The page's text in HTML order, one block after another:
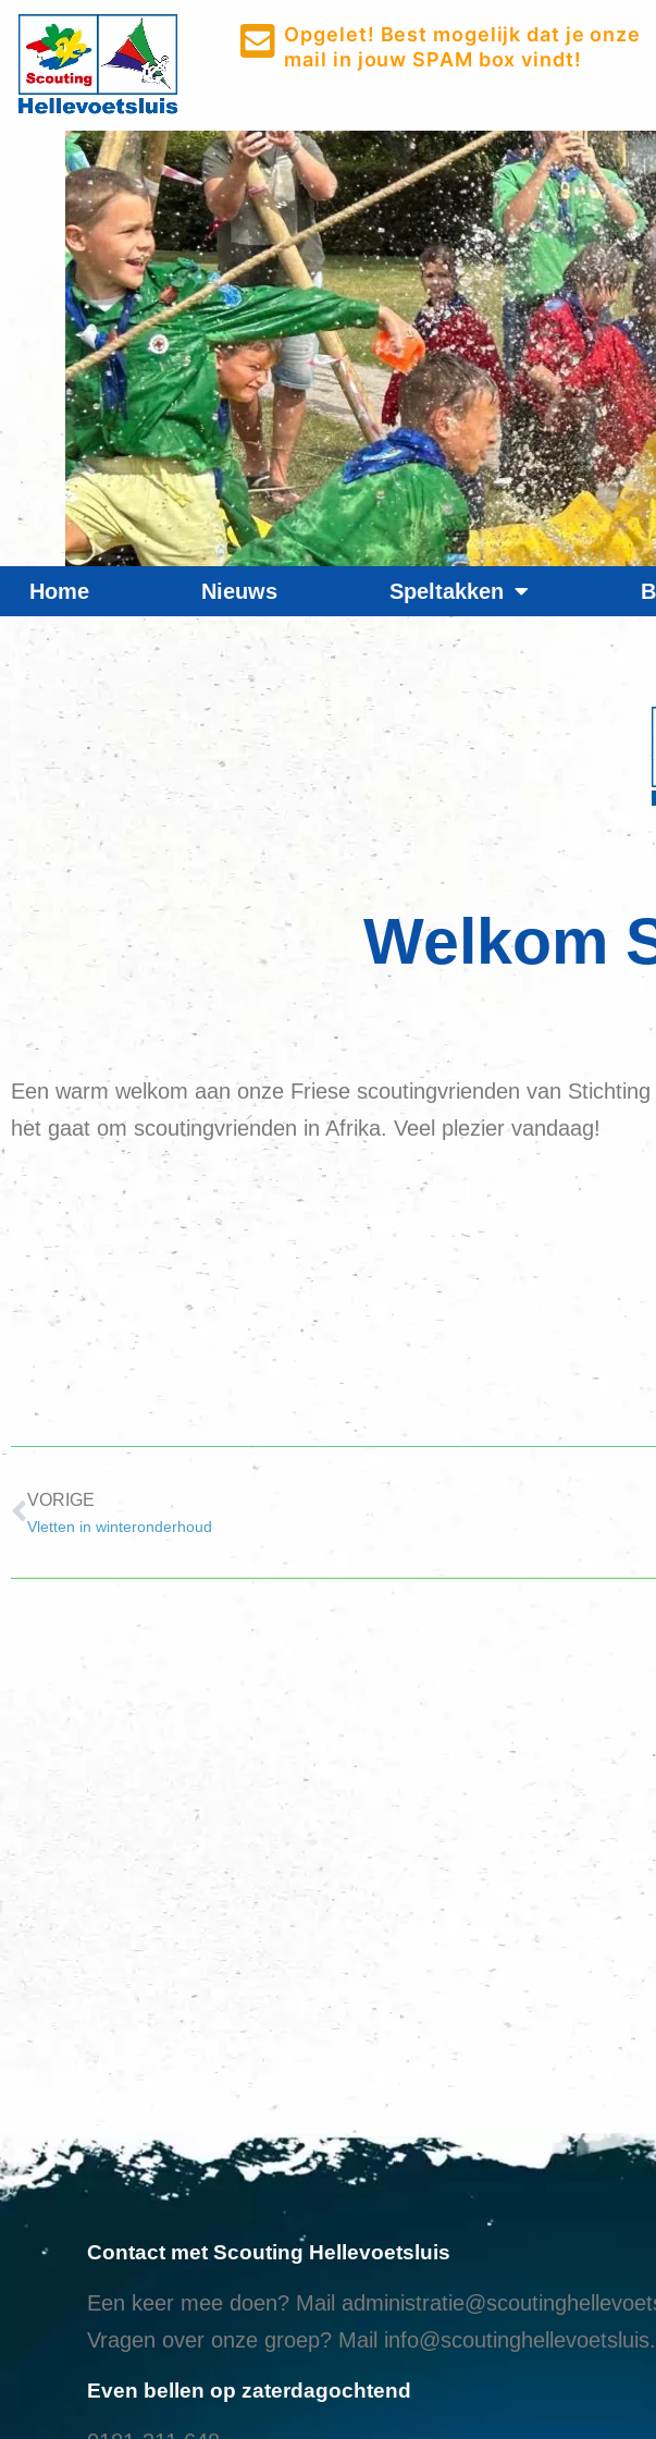
Opgelet! Best mogelijk dat je onze
mail in jouw SPAM box vindt!
Home Nieuws Speltakken
Welkom
Een warm welkom aan onze Friese scoutingvrienden van
het gaat om scoutingvrienden in Afrika. Veel plezier vandaag!
VORIGE
Vletten in winteronderhoud
Contact met Scouting Hellevoetsluis
Een keer mee doen? Mail
Vragen over onze groep? Mail
Even bellen op zaterdagochtend